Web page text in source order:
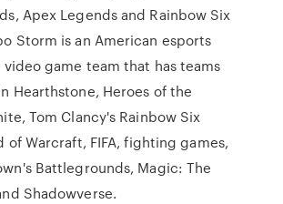
Apex Legends and Rainbow Six
Storm is an American esports
game team that has teams
Hearthstone, Heroes of the
Tom Clancy's Rainbow Six
of Warcraft, FIFA, fighting games,
Battlegrounds, Magic: The
Shadowverse.